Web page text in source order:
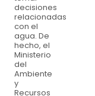
decisiones
relacionadas
con el
agua. De
hecho, el
Ministerio
del
Ambiente
y
Recursos